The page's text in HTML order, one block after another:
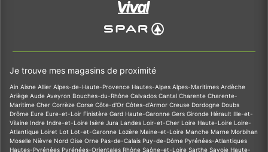
Je trouve mes magasins de proximité
Ain Aisne Allier Alpes-de-Haute-Provence Hautes-Alpes Alpes-Maritimes Ardèche
Ariège Aude Aveyron Bouches-du-Rhône Calvados Cantal Charente Charente-
Maritime Cher Corrèze Corse Côte-d'Or Côtes-d'Armor Creuse Dordogne Doubs
Drôme Eure Eure-et-Loir Finistère Gard Haute-Garonne Gers Gironde Hérault Ille-et-
Vilaine Indre Indre-et-Loire Isère Jura Landes Loir-et-Cher Loire Haute-Loire Loire-
Atlantique Loiret Lot Lot-et-Garonne Lozère Maine-et-Loire Manche Marne Morbihan
Moselle Nièvre Nord Oise Orne Pas-de-Calais Puy-de-Dôme Pyrénées-Atlantiques
Hautes-Pyrénées Pyrénées-Orientales Rhône Saône-et-Loire Sarthe Savoie Haute-